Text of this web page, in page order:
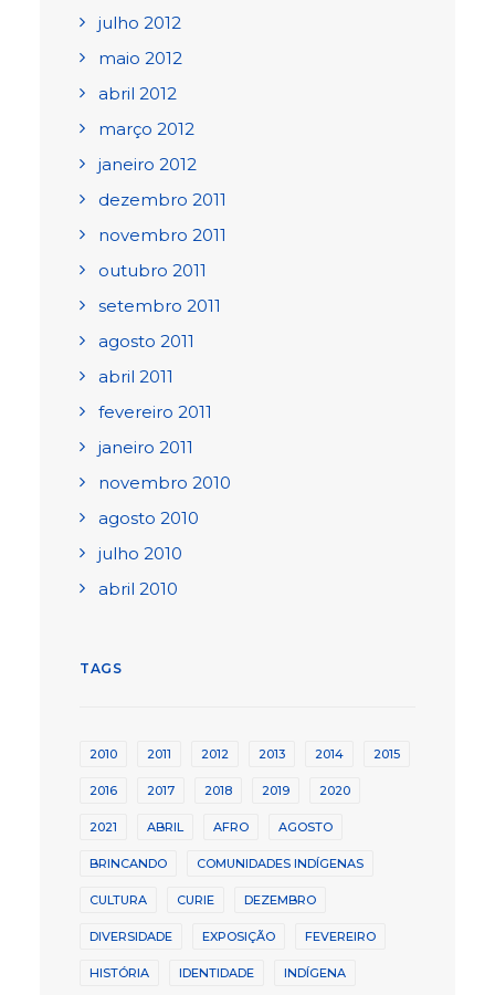
julho 2012
maio 2012
abril 2012
março 2012
janeiro 2012
dezembro 2011
novembro 2011
outubro 2011
setembro 2011
agosto 2011
abril 2011
fevereiro 2011
janeiro 2011
novembro 2010
agosto 2010
julho 2010
abril 2010
TAGS
2010 2011 2012 2013 2014 2015
2016 2017 2018 2019 2020
2021 ABRIL AFRO AGOSTO
BRINCANDO COMUNIDADES INDÍGENAS
CULTURA CURIE DEZEMBRO
DIVERSIDADE EXPOSIÇÃO FEVEREIRO
HISTÓRIA IDENTIDADE INDÍGENA